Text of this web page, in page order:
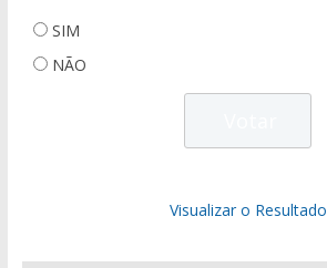
SIM
NÃO
Visualizar o Resultado